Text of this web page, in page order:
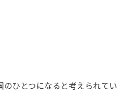
ひとつになると考えられてい